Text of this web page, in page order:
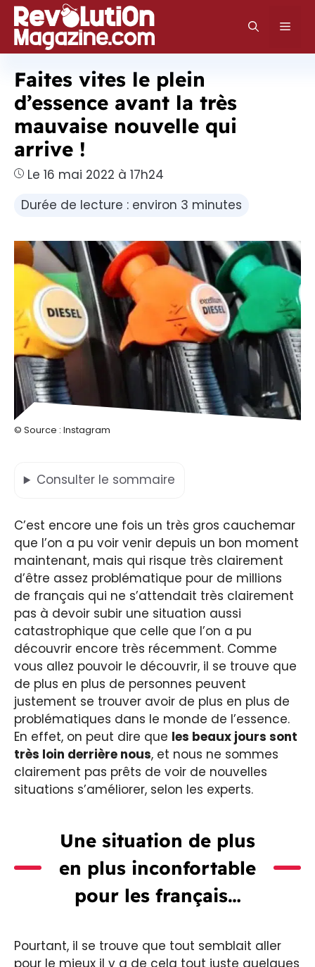
Aller
au
contenu
Faites vites le plein
d’essence avant la très
mauvaise nouvelle qui
arrive !
Le 16 mai 2022 à 17h24
Durée de lecture : environ 3 minutes
© Source : Instagram
Consulter le sommaire
C’est encore une fois un très gros cauchemar
que l’on a pu voir venir depuis un bon moment
maintenant, mais qui risque très clairement
d’être assez problématique pour de millions
de français qui ne s’attendait très clairement
pas à devoir subir une situation aussi
catastrophique que celle que l’on a pu
découvrir encore très récemment. Comme
vous allez pouvoir le découvrir, il se trouve que
de plus en plus de personnes peuvent
justement se trouver avoir de plus en plus de
problématiques dans le monde de l’essence.
En effet, on peut dire que les beaux jours sont
très loin derrière nous, et nous ne sommes
clairement pas prêts de voir de nouvelles
situations s’améliorer, selon les experts.
Une situation de plus
en plus inconfortable
pour les français…
Pourtant, il se trouve que tout semblait aller
pour le mieux il y a de cela tout juste quelques